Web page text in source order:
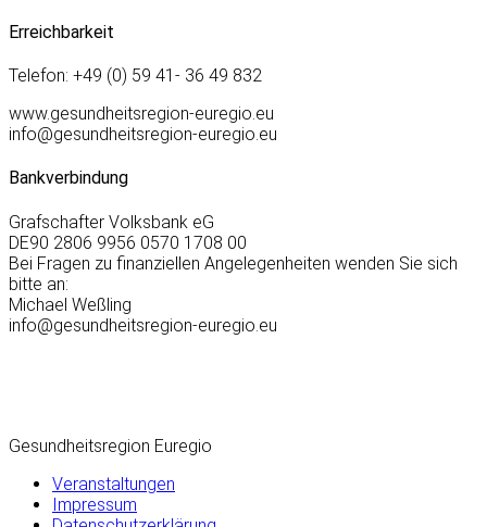
Erreichbarkeit
Telefon: +49 (0) 59 41- 36 49 832
www.gesundheitsregion-euregio.eu
info@gesundheitsregion-euregio.eu
Bankverbindung
Grafschafter Volksbank eG
DE90 2806 9956 0570 1708 00
Bei Fragen zu finanziellen Angelegenheiten wenden Sie sich
bitte an:
Michael Weßling
info@gesundheitsregion-euregio.eu
Gesundheitsregion Euregio
Veranstaltungen
Impressum